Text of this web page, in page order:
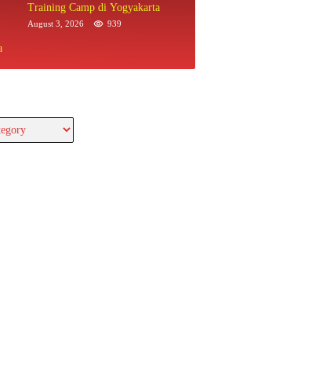
Training Camp di Yogyakarta
August 3, 2026 939